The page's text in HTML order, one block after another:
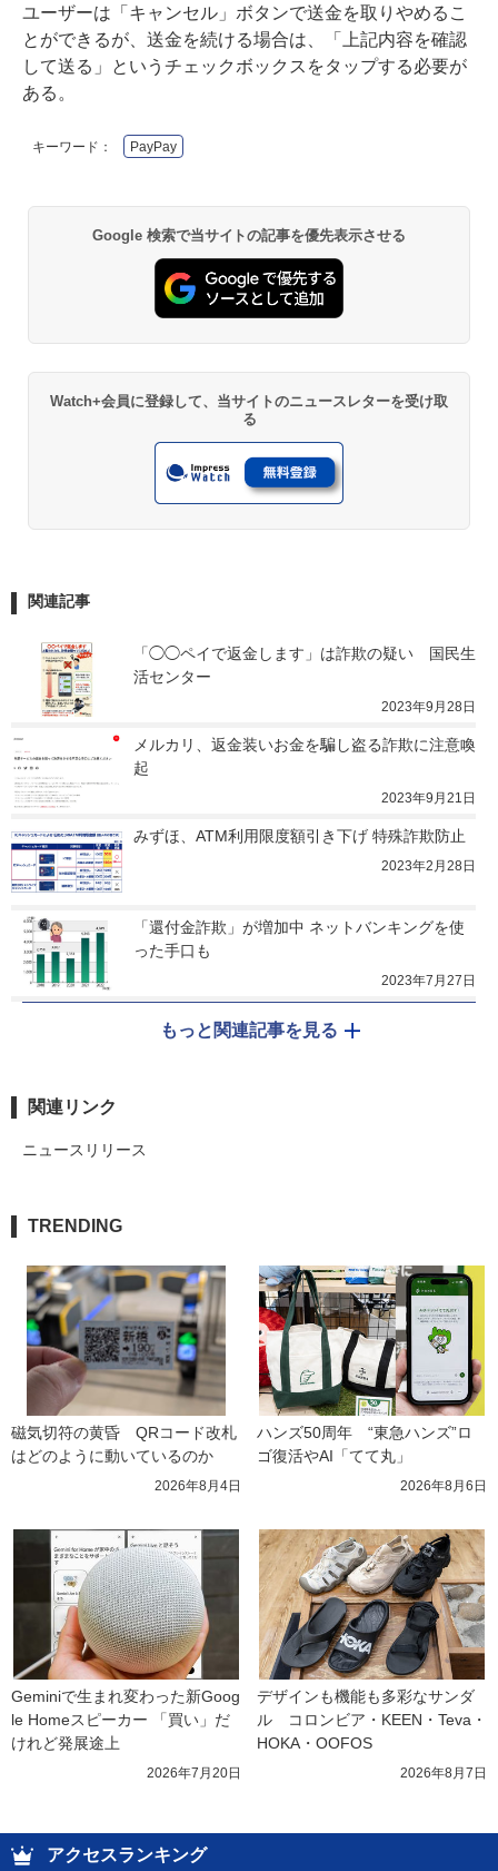
ユーザーは「キャンセル」ボタンで送金を取りやめるこ
とができるが、送金を続ける場合は、「上記内容を確認
して送る」というチェックボックスをタップする必要が
ある。
キーワード： PayPay
Google 検索で当サイトの記事を優先表示させる
Watch+会員に登録して、当サイトのニュースレターを受け取
る
関連記事
「◯◯ペイで返金します」は詐欺の疑い　国民生
活センター
2023年9月28日
メルカリ、返金装いお金を騙し盗る詐欺に注意喚
起
2023年9月21日
みずほ、ATM利用限度額引き下げ 特殊詐欺防止
2023年2月28日
「還付金詐欺」が増加中 ネットバンキングを使
った手口も
2023年7月27日
もっと関連記事を見る
関連リンク
ニュースリリース
TRENDING
磁気切符の黄昏　QRコード改札
はどのように動いているのか
2026年8月4日
ハンズ50周年　“東急ハンズ”ロ
ゴ復活やAI「てて丸」
2026年8月6日
Geminiで生まれ変わった新Goog
le Homeスピーカー 「買い」だ
けれど発展途上
2026年7月20日
デザインも機能も多彩なサンダ
ル　コロンビア・KEEN・Teva・
HOKA・OOFOS
2026年8月7日
アクセスランキング